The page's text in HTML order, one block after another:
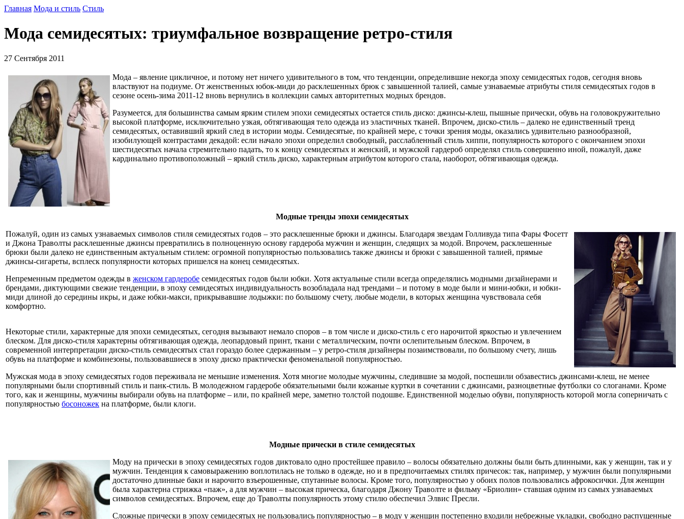
Главная Мода и стиль Стиль
Мода семидесятых: триумфальное возвращение ретро-стиля
27 Сентября 2011
Мода – явление цикличное, и потому нет ничего удивительного в том, что тенденции, определившие некогда эпоху семидесятых годов, сегодня вновь
властвуют на подиуме. От женственных юбок-миди до расклешенных брюк с завышенной талией, самые узнаваемые атрибуты стиля семидесятых годов в
сезоне осень-зима 2011-12 вновь вернулись в коллекции самых авторитетных модных брендов.
Разумеется, для большинства самым ярким стилем эпохи семидесятых остается стиль диско: джинсы-клеш, пышные прически, обувь на головокружительно
высокой платформе, исключительно узкая, обтягивающая тело одежда из эластичных тканей. Впрочем, диско-стиль – далеко не единственный тренд
семидесятых, оставивший яркий след в истории моды. Семидесятые, по крайней мере, с точки зрения моды, оказались удивительно разнообразной,
изобилующей контрастами декадой: если начало эпохи определил свободный, расслабленный стиль хиппи, популярность которого с окончанием эпохи
шестидесятых начала стремительно падать, то к концу семидесятых и женский, и мужской гардероб определял стиль совершенно иной, пожалуй, даже
кардинально противоположный – яркий стиль диско, характерным атрибутом которого стала, наоборот, обтягивающая одежда.
Модные тренды эпохи семидесятых
Пожалуй, один из самых узнаваемых символов стиля семидесятых годов – это расклешенные брюки и джинсы. Благодаря звездам Голливуда типа Фары Фосетт
и Джона Траволты расклешенные джинсы превратились в полноценную основу гардероба мужчин и женщин, следящих за модой. Впрочем, расклешенные
брюки были далеко не единственным актуальным стилем: огромной популярностью пользовались также джинсы и брюки с завышенной талией, прямые
джинсы-сигареты, всплеск популярности которых пришелся на конец семидесятых.
Непременным предметом одежды в женском гардеробе семидесятых годов были юбки. Хотя актуальные стили всегда определялись модными дизайнерами и
брендами, диктующими свежие тенденции, в эпоху семидесятых индивидуальность возобладала над трендами – и потому в моде были и мини-юбки, и юбки-
миди длиной до середины икры, и даже юбки-макси, прикрывавшие лодыжки: по большому счету, любые модели, в которых женщина чувствовала себя
комфортно.
Некоторые стили, характерные для эпохи семидесятых, сегодня вызывают немало споров – в том числе и диско-стиль с его нарочитой яркостью и увлечением
блеском. Для диско-стиля характерны обтягивающая одежда, леопардовый принт, ткани с металлическим, почти ослепительным блеском. Впрочем, в
современной интерпретации диско-стиль семидесятых стал гораздо более сдержанным – у ретро-стиля дизайнеры позаимствовали, по большому счету, лишь
обувь на платформе и комбинезоны, пользовавшиеся в эпоху диско практически феноменальной популярностью.
Мужская мода в эпоху семидесятых годов переживала не меньшие изменения. Хотя многие молодые мужчины, следившие за модой, поспешили обзавестись джинсами-клеш, не менее
популярными были спортивный стиль и панк-стиль. В молодежном гардеробе обязательными были кожаные куртки в сочетании с джинсами, разноцветные футболки со слоганами. Кроме
того, как и женщины, мужчины выбирали обувь на платформе – или, по крайней мере, заметно толстой подошве. Единственной моделью обуви, популярность которой могла соперничать с
популярностью босоножек на платформе, были клоги.
Модные прически в стиле семидесятых
Моду на прически в эпоху семидесятых годов диктовало одно простейшее правило – волосы обязательно должны были быть длинными, как у женщин, так и у
мужчин. Тенденция к самовыражению воплотилась не только в одежде, но и в предпочитаемых стилях причесок: так, например, у мужчин были популярными
достаточно длинные баки и нарочито взъерошенные, спутанные волосы. Кроме того, популярностью у обоих полов пользовались афрокосички. Для женщин
была характерна стрижка «паж», а для мужчин – высокая прическа, благодаря Джону Траволте и фильму «Бриолин» ставшая одним из самых узнаваемых
символов семидесятых. Впрочем, еще до Траволты популярность этому стилю обеспечил Элвис Пресли.
Сложные прически в эпоху семидесятых не пользовались популярностью – в моду у женщин постепенно входили небрежные укладки, свободно распущенные